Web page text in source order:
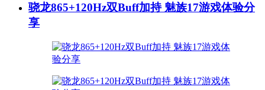
骁龙865+120Hz双Buff加持 魅族17游戏体验分
享